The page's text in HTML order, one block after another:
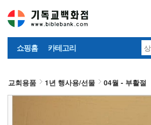
쇼핑홈 카테고리
교회용품 1년 행사용/선물 04월 - 부활절